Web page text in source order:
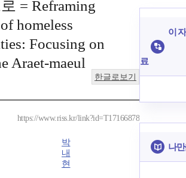
= Reframing
homeless
Focusing on
Araet-maeul
한글로보기
https://www.riss.kr/link?id=T17166878
박
내
현
이
료
나